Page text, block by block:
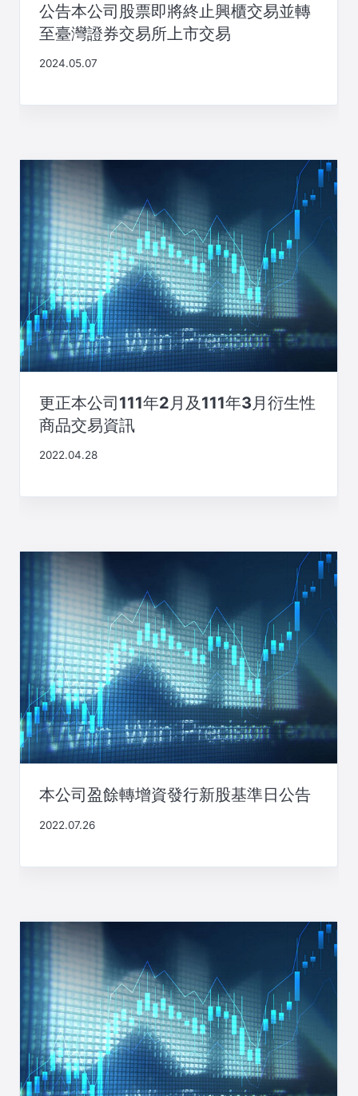
公告本公司股票即將終止興櫃交易並轉
至臺灣證券交易所上市交易
2024.05.07
更正本公司111年2月及111年3月衍生性
商品交易資訊
2022.04.28
本公司盈餘轉增資發行新股基準日公告
2022.07.26